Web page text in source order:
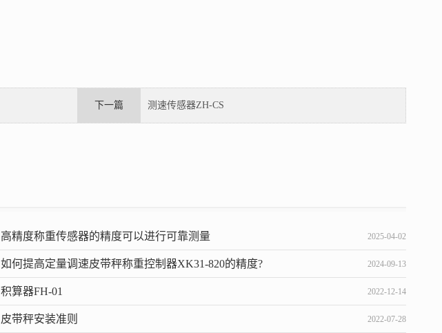
下一篇 测速传感器ZH-CS
高精度称重传感器的精度可以进行可靠测量 2025-04-02
如何提高定量调速皮带秤称重控制器XK31-820的精度? 2024-09-13
积算器FH-01 2022-12-14
皮带秤安装准则 2022-07-28